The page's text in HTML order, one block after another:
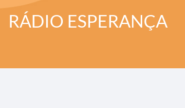
RÁDIO ESPERANÇA